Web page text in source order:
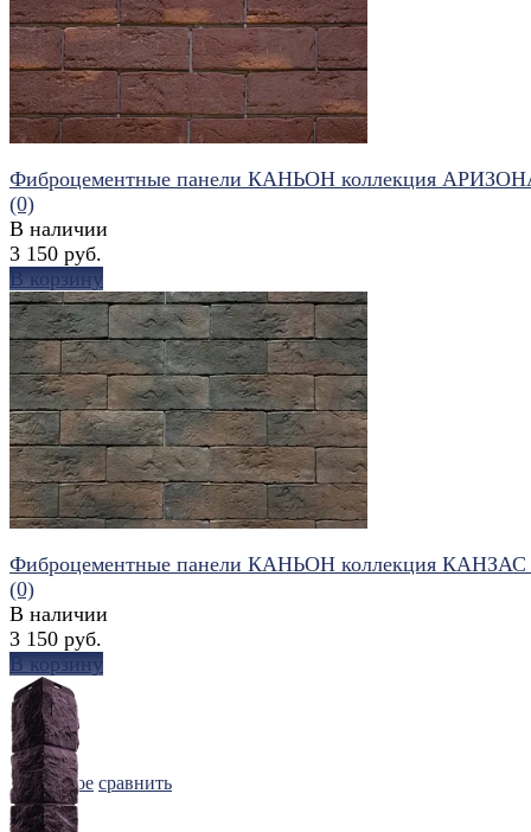
избранное сравнить
Фиброцементные панели КАНЬОН коллекция
(0)
В наличии
3 150 руб.
В корзину
избранное сравнить
Фиброцементные панели КАНЬОН коллекция КАНЗАС
(0)
В наличии
3 150 руб.
В корзину